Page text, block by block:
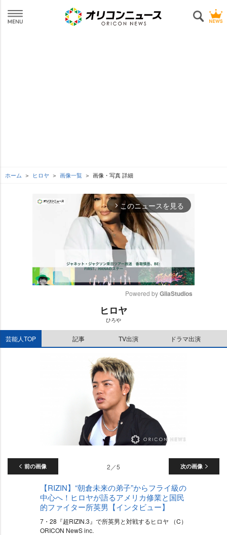
ホーム ヒロヤ 画像一覧 画像・写真 詳細
arrow_forward_ios このニュースを見る
Powered by GliaStudios
ヒロヤ
ひろ
芸能人TOP 記事 TV出演 ドラマ出演
前の画像 次の画像
2／5
【RIZIN】“朝倉未来の弟子”からフライ級の
中心へ！ヒロヤが語るアメリカ修業と国民
的ファイター所英男【インタビュー】
7・28『超RIZIN.3』で所英男と対戦するヒロヤ （C）
ORICON NewS inc.